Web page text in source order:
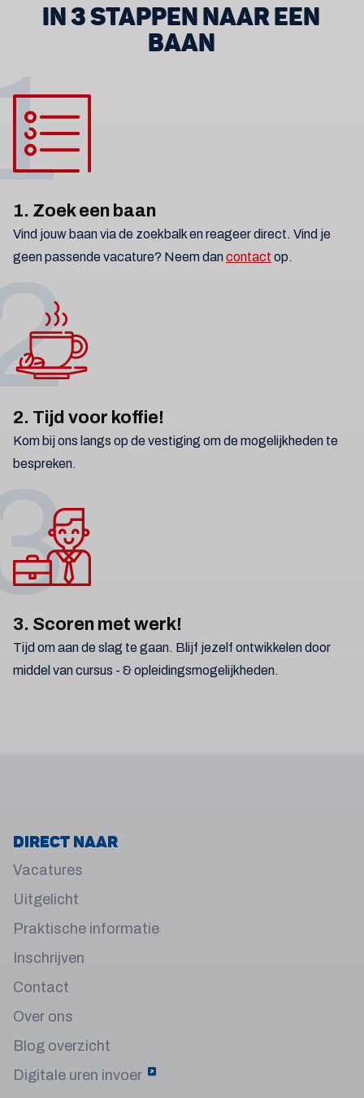
IN 3 STAPPEN NAAR EEN
BAAN
1. Zoek een baan
Vind jouw baan via de zoekbalk en reageer direct. Vind je
geen passende vacature? Neem dancontact op.
2. Tijd voor koffie!
Kom bij ons langs op de vestiging om de mogelijkheden te
bespreken.
3. Scoren met werk!
Tijd om aan de slag te gaan. Blijf jezelf ontwikkelen door
middel van cursus - & opleidingsmogelijkheden.
Direct naar
Vacatures
Uitgelicht
Praktische informatie
Inschrijven
Contact
Over ons
Blog overzicht
Digitale uren invoer